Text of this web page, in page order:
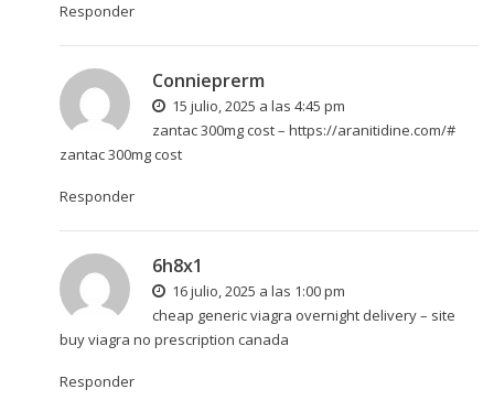
Responder
Connieprerm
15 julio, 2025 a las 4:45 pm
zantac 300mg cost – https://aranitidine.com/#
zantac 300mg cost
Responder
6h8x1
16 julio, 2025 a las 1:00 pm
cheap generic viagra overnight delivery – site
buy viagra no prescription canada
Responder